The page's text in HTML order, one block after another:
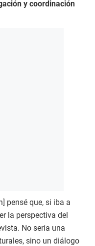
y coordinación
pensé que, si iba a
la perspectiva del
No sería una
sino un diálogo